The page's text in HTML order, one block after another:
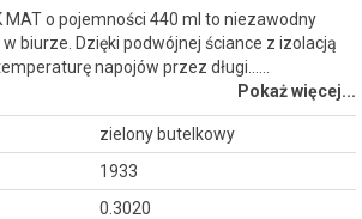
MAT o pojemności 440 ml to niezawodny
biurze. Dzięki podwójnej ściance z izolacją
napojów przez długi...…
Pokaż więcej...
zielony butelkowy
1933
0.3020